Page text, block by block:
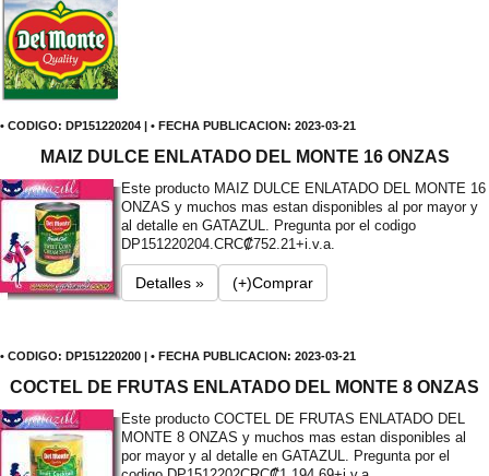
• CODIGO: DP151220204 | • FECHA PUBLICACION: 2023-03-21
MAIZ DULCE ENLATADO DEL MONTE 16 ONZAS
Este producto MAIZ DULCE ENLATADO DEL MONTE 16
ONZAS y muchos mas estan disponibles al por mayor y
al detalle en GATAZUL. Pregunta por el codigo
DP151220204. CRC₡752.21+i.v.a.
Detalles » (+)Comprar
• CODIGO: DP151220200 | • FECHA PUBLICACION: 2023-03-21
COCTEL DE FRUTAS ENLATADO DEL MONTE 8 ONZAS
Este producto COCTEL DE FRUTAS ENLATADO DEL
MONTE 8 ONZAS y muchos mas estan disponibles al
por mayor y al detalle en GATAZUL. Pregunta por el